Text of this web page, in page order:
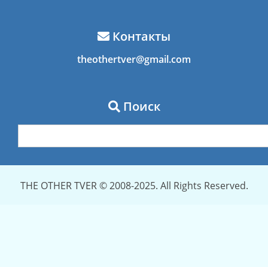
Контакты
theothertver@gmail.com
Поиск
THE OTHER TVER © 2008-2025. All Rights Reserved.